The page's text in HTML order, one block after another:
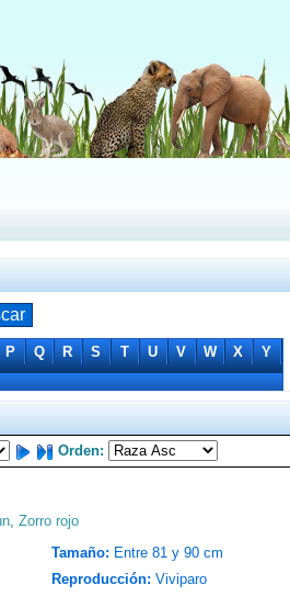
P Q R S T U V W X
Y
Orden:
, Zorro rojo
Tamaño: Entre 81 y 90 cm
Reproducción: Viviparo